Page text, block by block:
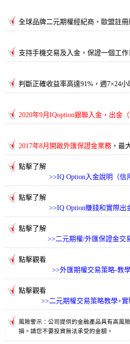
全球品牌二元期權經紀商，歐盟註冊
支持手機交易及入金，保證一個工作
判斷正確收益率高達91%，週7×24小
2020年9月IQoption銀聯入金・出金
2017年8月開啟外匯保證金業務 ，最
點擊了解
>>IQ Option入金說明（信
點擊了解
>>IQ Option賺錢和實際出
點擊了解
>>二元期權/外匯保證金交
點擊觀看
>>外匯期權交易策略-教
點擊觀看
>>二元期權交易策略教學+實
風險警示：公司提供的金融產品具有高風
損。請您不要投資無法承受的金額。